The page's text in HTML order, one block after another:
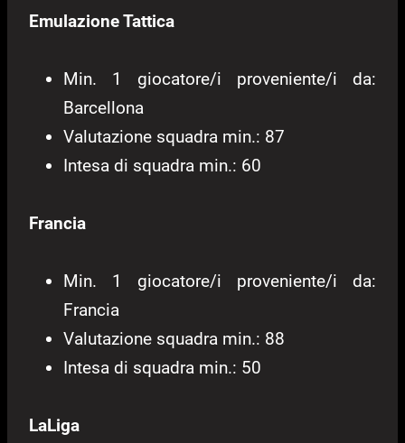
Emulazione Tattica
Min. 1 giocatore/i proveniente/i da:
Barcellona
Valutazione squadra min.: 87
Intesa di squadra min.: 60
Francia
Min. 1 giocatore/i proveniente/i da:
Francia
Valutazione squadra min.: 88
Intesa di squadra min.: 50
LaLiga